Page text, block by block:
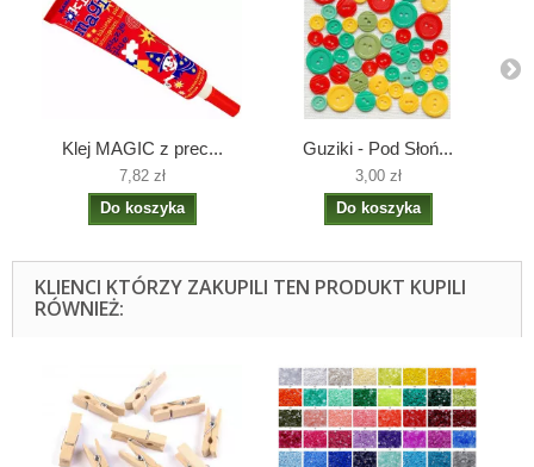
Klej MAGIC z prec...
7,82 zł
Do koszyka
Guziki - Pod Słoń...
3,00 zł
Do koszyka
KLIENCI KTÓRZY ZAKUPILI TEN PRODUKT KUPILI
RÓWNIEŻ: